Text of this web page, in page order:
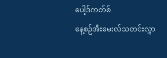
ပေါ့ဒ်ကတ်စ်
နေ့စဉ်အီးမေးလ်သတင်းလွှာ